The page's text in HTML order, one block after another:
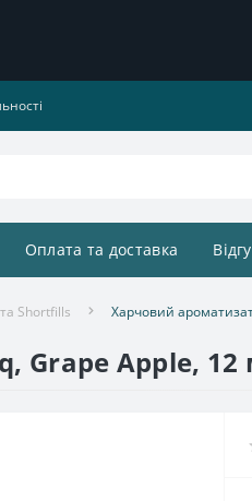
Оплата та доставка
Shortfills Харчовий
Grape Apple, 12